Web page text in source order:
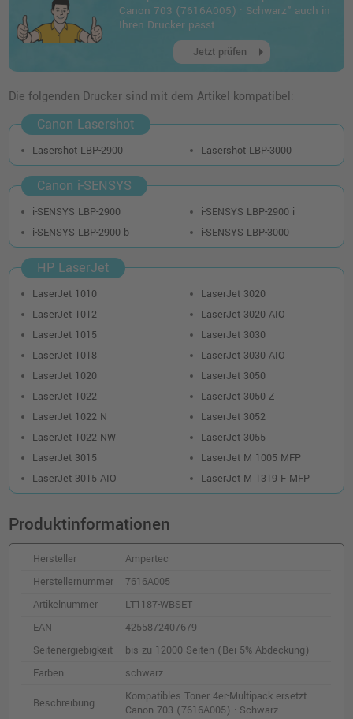
o. MwSt. 97,47 €
115,99 €
schwarz
46,99 €
Kompatibler Toner XL ersetzt HP Q2612A
12A schwarz
o. MwSt.
64,99 €
inkl. MwSt.zzgl. Versand
Kompatibler Toner ersetzt Canon 7616A005
zzgl. Versand
Canon 703 (7616A005) · Schwarz" auch in
Ihren Drucker passt.
Jetzt prüfen arrow_right
Die folgenden Drucker sind mit dem Artikel kompatibel:
Canon Lasershot
Lasershot LBP-2900 Lasershot LBP-3000
Canon i-SENSYS
i-SENSYS LBP-2900
i-SENSYS LBP-2900 b
i-SENSYS LBP-2900 i
i-SENSYS LBP-3000
HP LaserJet
LaserJet 1010
LaserJet 1012
LaserJet 1015
LaserJet 1018
LaserJet 1020
LaserJet 1022
LaserJet 1022 N
LaserJet 1022 NW
LaserJet 3015
LaserJet 3015 AIO
LaserJet 3020
LaserJet 3020 AIO
LaserJet 3030
LaserJet 3030 AIO
LaserJet 3050
LaserJet 3050 Z
LaserJet 3052
LaserJet 3055
LaserJet M 1005 MFP
LaserJet M 1319 F MFP
Produktinformationen
Hersteller
Ampertec
Herstellernummer
7616A005
Artikelnummer
LT1187-WBSET
EAN
4255872407679
Seitenergiebigkeit
bis zu 12000 Seiten (Bei 5% Abdeckung)
Farben
schwarz
Beschreibung
Kompatibles Toner 4er-Multipack ersetzt
Canon 703 (7616A005) · Schwarz